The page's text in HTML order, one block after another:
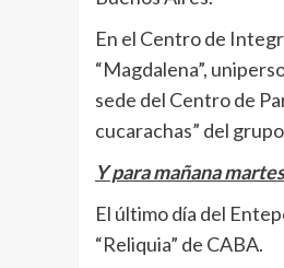
En el Centro de
“Magdalena”,
sede del Centro de
cucarachas” del
Y para mañana martes
El último día del
“Reliquia” de CABA.